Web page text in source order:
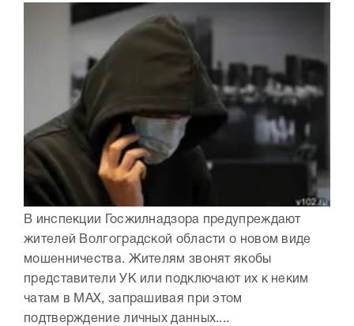
В инспекции Госжилнадзора предупреждают
жителей Волгоградской области о новом виде
мошенничества. Жителям звонят якобы
представители УК или подключают их к неким
чатам в МАХ, запрашивая при этом
подтверждение личных данных....